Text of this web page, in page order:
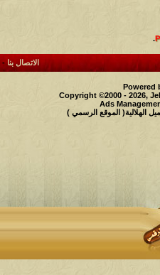
.
الاتصال بنا-
Powered
Copyright ©2000 - 2026,
Ads
الهلالية( الموقع الرسمي )